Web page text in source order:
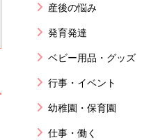
産後の悩み
発育発達
ベビー用品・グッズ
行事・イベント
幼稚園・保育園
仕事・働く